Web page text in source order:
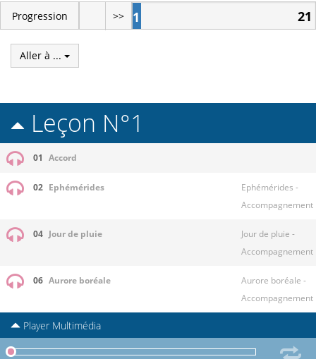
Progression >> 1 21
Aller à ...
Leçon N°1
01 Accord
02 Ephémérides
Ephémérides -
Accompagnement
04 Jour de pluie
Jour de pluie -
Accompagnement
06 Aurore boréale
Aurore boréale -
Accompagnement
Player Multimédia